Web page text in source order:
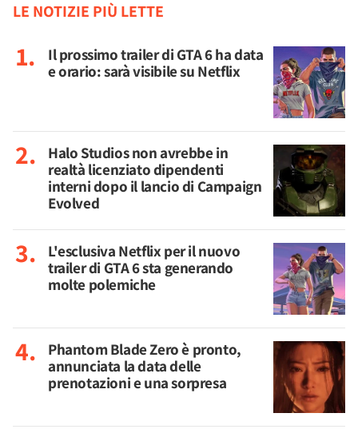
LE NOTIZIE PIÙ LETTE
Il prossimo trailer di GTA 6 ha data
e orario: sarà visibile su Netflix
Halo Studios non avrebbe in
realtà licenziato dipendenti
interni dopo il lancio di Campaign
Evolved
L'esclusiva Netflix per il nuovo
trailer di GTA 6 sta generando
molte polemiche
Phantom Blade Zero è pronto,
annunciata la data delle
prenotazioni e una sorpresa